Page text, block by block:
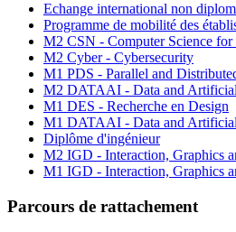
Echange international non
Programme de mobilité des
M2 CSN - Computer Science
M2 Cyber - Cybersecurity
M1 PDS - Parallel and
M2 DATAAI - Data and
M1 DES - Recherche en Design
M1 DATAAI - Data and
Diplôme d'ingénieur
M2 IGD - Interaction, Graphics
M1 IGD - Interaction, Graphics
Parcours de rattachement